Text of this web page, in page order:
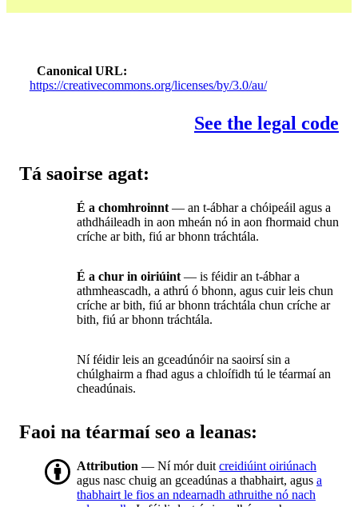
Canonical URL
https://creativecommons.org/licenses/by/3.0/au/
See the legal code
Tá saoirse agat:
É a chomhroinnt — an t-ábhar a chóipeáil agus a
athdháileadh in aon mheán nó in aon fhormaid chun
críche ar bith, fiú ar bhonn tráchtála.
É a chur in oiriúint — is féidir an t-ábhar a
athmheascadh, a athrú ó bhonn, agus cuir leis chun
críche ar bith, fiú ar bhonn tráchtála chun críche ar
bith, fiú ar bhonn tráchtála.
Ní féidir leis an gceadúnóir na saoirsí sin a
chúlghairm a fhad agus a chloífidh tú le téarmaí an
cheadúnais.
Faoi na téarmaí seo a leanas:
Attribution — Ní mór duit creidiúint oiriúnach
agus nasc chuig an gceadúnas a thabhairt, agus a
thabhairt le fios an ndearnadh athruithe nó nach